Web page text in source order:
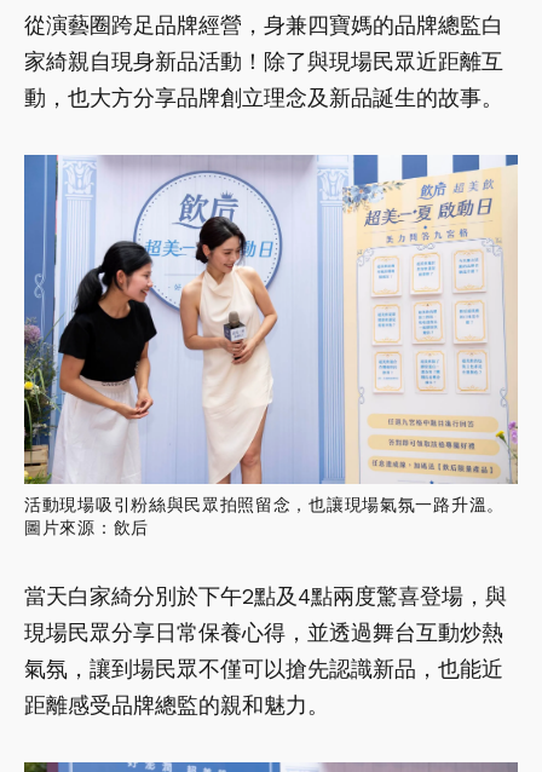
從演藝圈跨足品牌經營，身兼四寶媽的品牌總監白
家綺親自現身新品活動！除了與現場民眾近距離互
動，也大方分享品牌創立理念及新品誕生的故事。
活動現場吸引粉絲與民眾拍照留念，也讓現場氣氛一路升溫。
圖片來源：飲后
當天白家綺分別於下午2點及4點兩度驚喜登場，與
現場民眾分享日常保養心得，並透過舞台互動炒熱
氣氛，讓到場民眾不僅可以搶先認識新品，也能近
距離感受品牌總監的親和魅力。